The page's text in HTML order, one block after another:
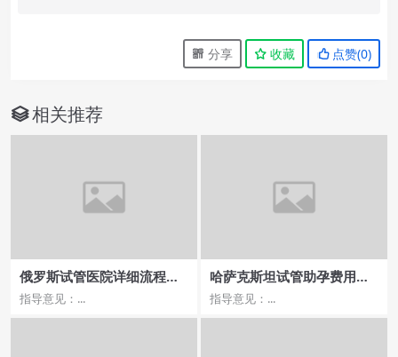
分享 收藏 点赞(0)
相关推荐
俄罗斯试管医院详细流程解
析，步骤全攻略！
指导意见：...
哈萨克斯坦试管助孕费用，
成本预算全解析
指导意见：...